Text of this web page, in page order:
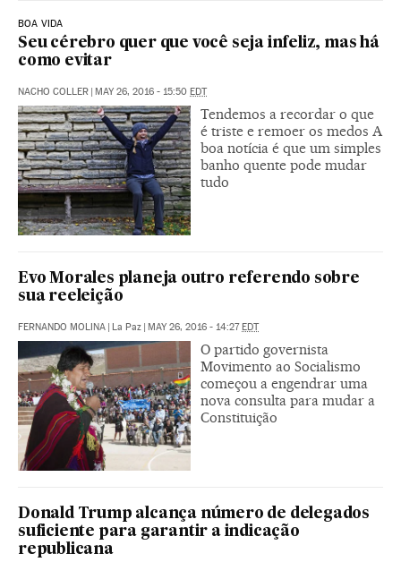
BOA VIDA
Seu cérebro quer que você seja infeliz, mas há
como evitar
NACHO COLLER MAY 26, 2016 - 15:50 EDT
Tendemos a recordar o que
é triste e remoer os medos A
boa notícia é que um simples
banho quente pode mudar
tudo
Evo Morales planeja outro referendo sobre
sua reeleição
FERNANDO MOLINA | La Paz | MAY 26, 2016 - 14:27EDT
O partido governista
Movimento ao Socialismo
começou a engendrar uma
nova consulta para mudar a
Constituição
Donald Trump alcança número de delegados
suficiente para garantir a indicação
republicana